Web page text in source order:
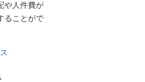
や人件費が
ることがで